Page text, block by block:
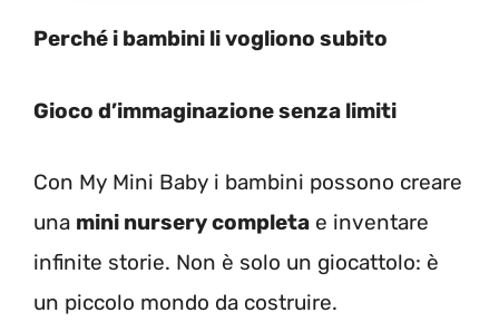
Perché i bambini li vogliono subito
Gioco d’immaginazione senza limiti
Con My Mini Baby i bambini possono creare
una mini nursery completa e inventare
infinite storie. Non è solo un giocattolo: è
un piccolo mondo da costruire.